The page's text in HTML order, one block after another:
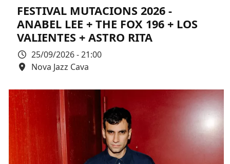
FESTIVAL MUTACIONS 2026 -
ANABEL LEE + THE FOX 196 + LOS
VALIENTES + ASTRO RITA
Data
25/09/2026 - 21:00
Espai
Nova Jazz Cava